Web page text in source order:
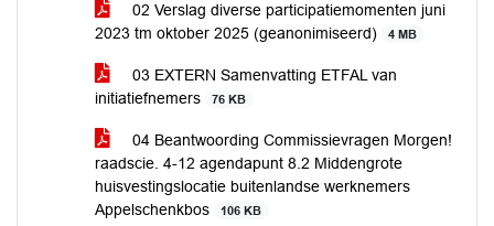
02 Verslag diverse participatiemomenten juni
2023 tm oktober 2025 (geanonimiseerd)
4 MB
03 EXTERN Samenvatting ETFAL van
initiatiefnemers
76 KB
04 Beantwoording Commissievragen Morgen!
raadscie. 4-12 agendapunt 8.2 Middengrote
huisvestingslocatie buitenlandse werknemers
Appelschenkbos
106 KB